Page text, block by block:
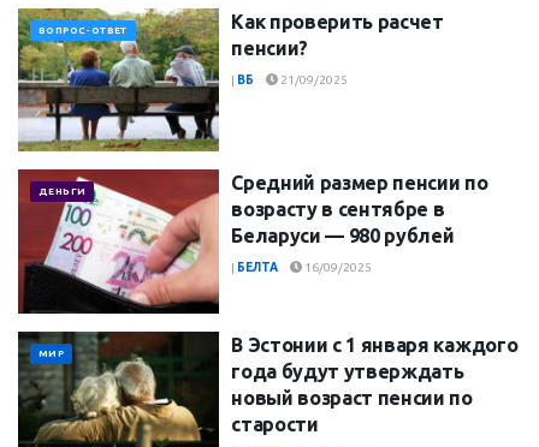
ВОПРОС-ОТВЕТ
Как проверить расчет
пенсии?
| ВБ 21/09/2025
ДЕНЬГИ
Средний размер пенсии по
возрасту в сентябре в
Беларуси — 980 рублей
| БЕЛТА 16/09/2025
МИР
В Эстонии с 1 января каждого
года будут утверждать
новый возраст пенсии по
старости